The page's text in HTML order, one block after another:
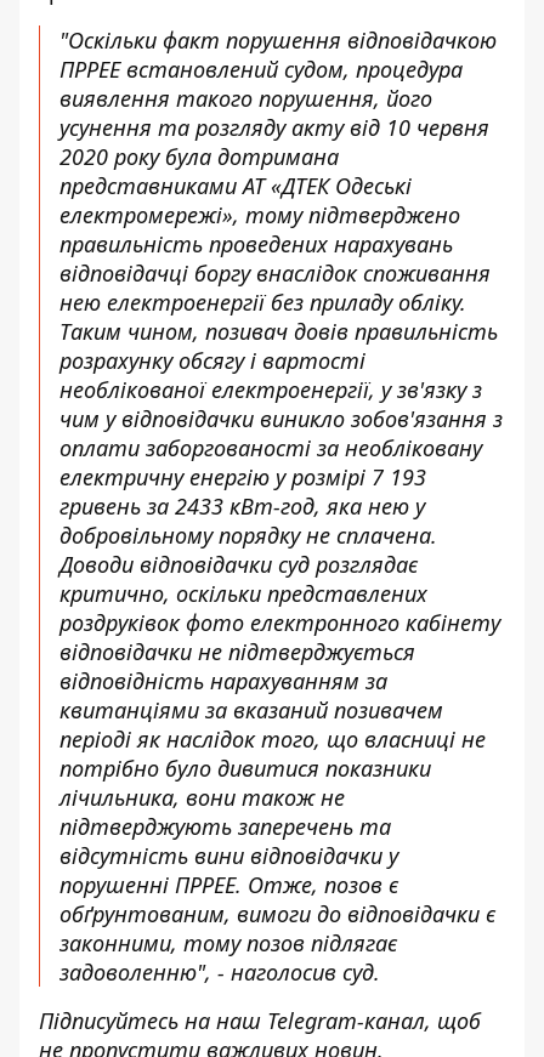
"Оскільки факт порушення відповідачкою
ПРРЕЕ встановлений судом, процедура
виявлення такого порушення, його
усунення та розгляду акту від 10 червня
2020 року була дотримана
представниками АТ «ДТЕК Одеські
електромережі», тому підтверджено
правильність проведених нарахувань
відповідачці боргу внаслідок споживання
нею електроенергії без приладу обліку.
Таким чином, позивач довів правильність
розрахунку обсягу і вартості
необлікованої електроенергії, у зв'язку з
чим у відповідачки виникло зобов'язання з
оплати заборгованості за необліковану
електричну енергію у розмірі 7 193
гривень за 2433 кВт-год, яка нею у
добровільному порядку не сплачена.
Доводи відповідачки суд розглядає
критично, оскільки представлених
роздруківок фото електронного кабінету
відповідачки не підтверджується
відповідність нарахуванням за
квитанціями за вказаний позивачем
періоді як наслідок того, що власниці не
потрібно було дивитися показники
лічильника, вони також не
підтверджують заперечень та
відсутність вини відповідачки у
порушенні ПРРЕЕ. Отже, позов є
обґрунтованим, вимоги до відповідачки є
законними, тому позов підлягає
задоволенню", - наголосив суд.
Підписуйтесь на наш Telegram-канал, щоб
не пропустити важливих новин.